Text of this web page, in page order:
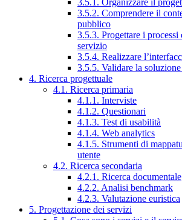
3.5.1. Organizzare il
3.5.2. Comprendere il
pubblico
3.5.3. Progettare i processi
servizio
3.5.4. Realizzare
3.5.5. Validare la soluzione
4. Ricerca progettuale
4.1. Ricerca primaria
4.1.1. Interviste
4.1.2. Questionari
4.1.3. Test di usabilità
4.1.4. Web analytics
4.1.5. Strumenti di
utente
4.2. Ricerca secondaria
4.2.1. Ricerca documentale
4.2.2. Analisi benchmark
4.2.3. Valutazione euristica
5. Progettazione dei servizi